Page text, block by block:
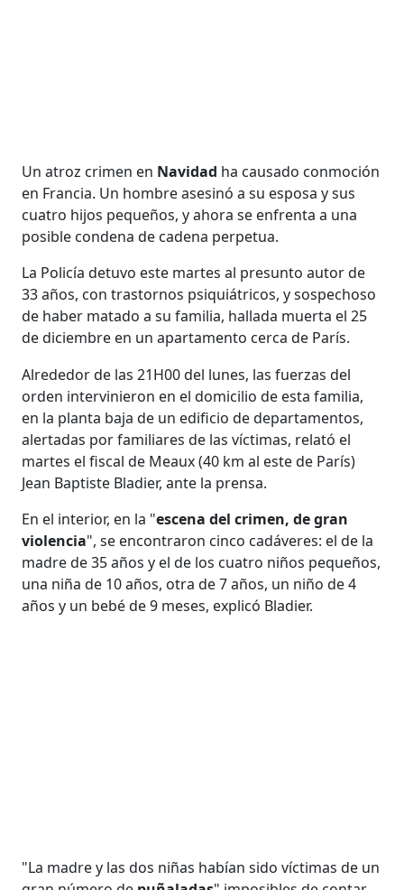
Un atroz crimen en Navidad ha causado conmoción
en Francia. Un hombre asesinó a su esposa y sus
cuatro hijos pequeños, y ahora se enfrenta a una
posible condena de cadena perpetua.
La Policía detuvo este martes al presunto autor de
33 años, con trastornos psiquiátricos, y sospechoso
de haber matado a su familia, hallada muerta el 25
de diciembre en un apartamento cerca de París.
Alrededor de las 21H00 del lunes, las fuerzas del
orden intervinieron en el domicilio de esta familia,
en la planta baja de un edificio de departamentos,
alertadas por familiares de las víctimas, relató el
martes el fiscal de Meaux (40 km al este de París)
Jean Baptiste Bladier, ante la prensa.
En el interior, en la "escena del crimen, de gran
violencia", se encontraron cinco cadáveres: el de la
madre de 35 años y el de los cuatro niños pequeños,
una niña de 10 años, otra de 7 años, un niño de 4
años y un bebé de 9 meses, explicó Bladier.
"La madre y las dos niñas habían sido víctimas de un